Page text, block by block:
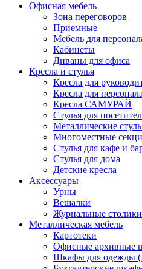
Офисная мебель
Зона переговоров
Приемные
Мебель для
Кабинеты
Диваны для офиса
Кресла и стулья
Кресла для
Кресла для персонала
Кресла САМУРАЙ
Стулья для
Металлические
Многоместные
Стулья для кафе и
Стулья для дома
Детские кресла
Аксессуары
Урны
Вешалки
Журнальные столики
Металлическая мебель
Картотеки
Офисные архивные
Шкафы для одежды